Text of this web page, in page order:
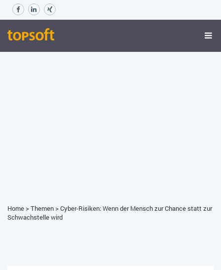
Home>Themen>Cyber-Risiken: Wenn der Mensch zur Chance statt zur
Schwachstelle wird